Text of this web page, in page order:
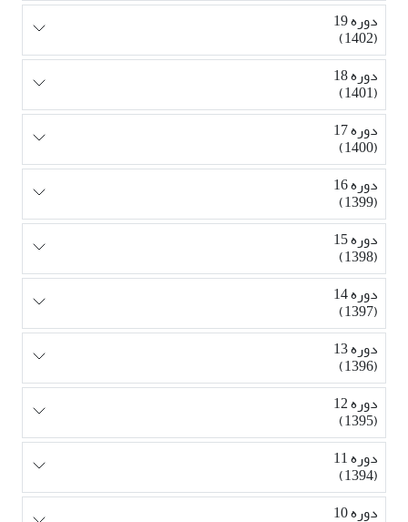
دوره 19
(1402)
دوره 18
(1401)
دوره 17
(1400)
دوره 16
(1399)
دوره 15
(1398)
دوره 14
(1397)
دوره 13
(1396)
دوره 12
(1395)
دوره 11
(1394)
دوره 10